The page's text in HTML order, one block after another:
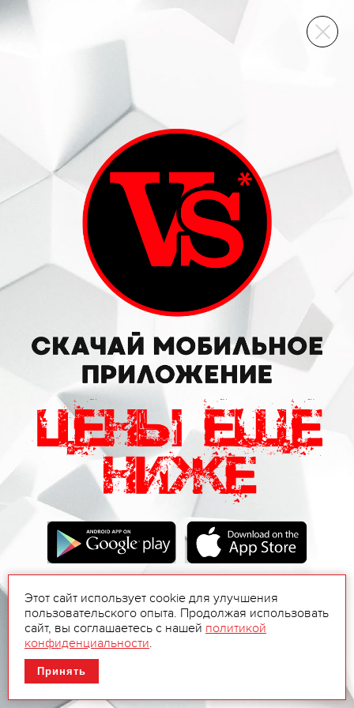
ВИННЫЙ СКЛАД
Этот сайт использует cookie для улучшения
пользовательского опыта. Продолжая использовать
сайт, вы соглашаетесь с нашей политикой
конфиденциальности.
Принять